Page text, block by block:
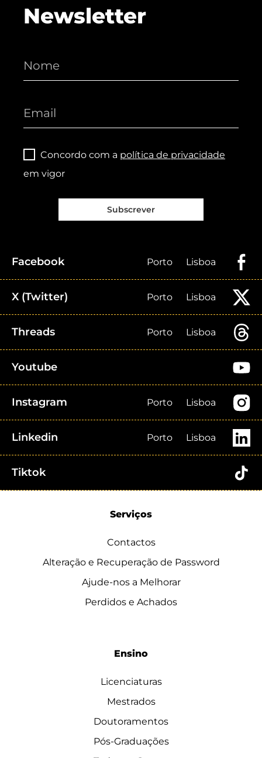
Newsletter
Concordo com a política de privacidade
em vigor
Subscrever
Facebook Porto Lisboa
X (Twitter) Porto Lisboa
Threads Porto Lisboa
Youtube
Instagram Porto Lisboa
Linkedin Porto Lisboa
Tiktok
Serviços
Contactos
Alteração e Recuperação de Password
Ajude-nos a Melhorar
Perdidos e Achados
Ensino
Licenciaturas
Mestrados
Doutoramentos
Pós-Graduações